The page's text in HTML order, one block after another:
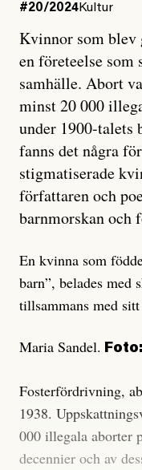
#20/2024Kultur
Kvinnor som blev
en företeelse
samhälle. Abort
minst 20 000
under 1900-talets
fanns det några
stigmatiserade
författaren och
barnmorskan och
En kvinna som
barn”, belades med
tillsammans med
Maria Sandel.
Fosterfördrivning,
1938.
000 illegala aborter
decennier och av